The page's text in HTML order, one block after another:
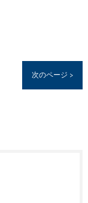
次のページ >